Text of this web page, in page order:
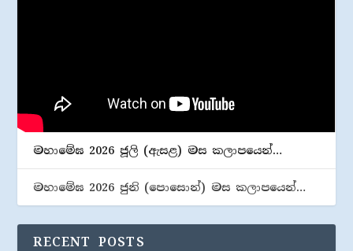
මහාමේඝ 2026 ජූලි (​ඇසළ) මස කලාපයෙන්…
මහාමේඝ 2026 ජුනි (​පොසොන්) මස කලාපයෙන්…
RECENT POSTS